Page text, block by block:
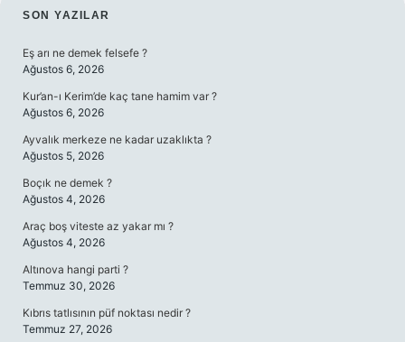
SIDEBAR
SON YAZILAR
Eş arı ne demek felsefe ?
Ağustos 6, 2026
Kur’an-ı Kerim’de kaç tane hamim var ?
Ağustos 6, 2026
Ayvalık merkeze ne kadar uzaklıkta ?
Ağustos 5, 2026
Boçık ne demek ?
Ağustos 4, 2026
Araç boş viteste az yakar mı ?
Ağustos 4, 2026
Altınova hangi parti ?
Temmuz 30, 2026
Kıbrıs tatlısının püf noktası nedir ?
Temmuz 27, 2026